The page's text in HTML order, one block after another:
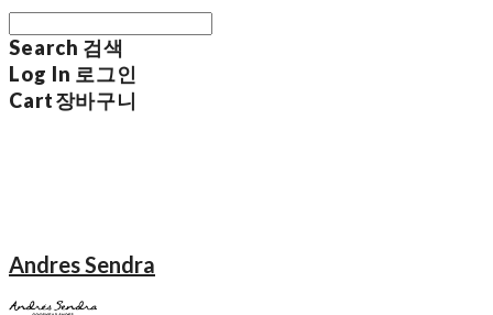
Search 검색
Log In 로그인
Cart장바구니
Andres Sendra